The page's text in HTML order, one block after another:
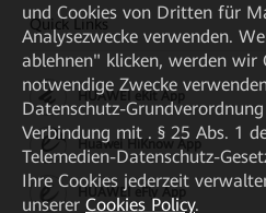
Quick Links
HUAWEI eKit App
Huawei HiKnow App
HUAWEI eFly App
und Cookies von Dritten für
Analysezwecke verwenden.
ablehnen" klicken, werden wir
notwendige Zwecke
Datenschutz-
Verbindung mit . § 25 Abs. 1
Telemedien-Datenschutz-
Ihre Cookies jederzeit
unserer Cookies Policy.